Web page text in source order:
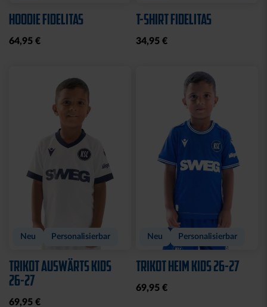
HOODIE FIDELITAS
64,95 €
T-SHIRT FIDELITAS
34,95 €
Neu Personalisierbar
TRIKOT AUSWÄRTS KIDS
26-27
69,95 €
Neu Personalisierbar
TRIKOT HEIM KIDS 26-27
69,95 €